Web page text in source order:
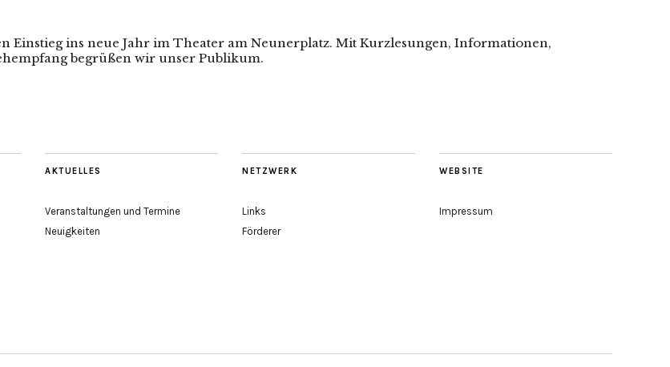
Einstieg ins neue Jahr im Theater am Neunerplatz. Mit Kurzlesungen, Informationen,
begrüßen wir unser Publikum.
AKTUELLES
Veranstaltungen und Termine
Neuigkeiten
NETZWERK
Links
Förderer
WEBSITE
Impressum